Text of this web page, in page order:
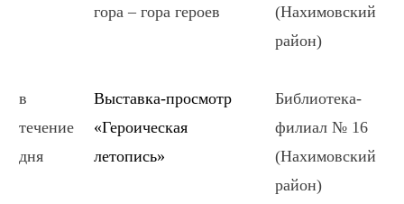
гора – гора героев
(Нахимовский
район)
в
течение
дня
Выставка-просмотр
«Героическая
летопись»
Библиотека-
филиал № 16
(Нахимовский
район)